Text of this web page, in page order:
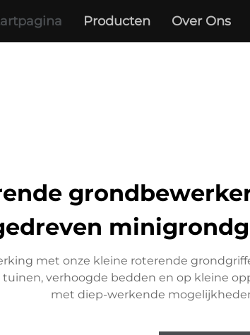
Producten Over Ons
met onze kleine roterende
verhoogde bedden en op kleine
met diep-werkende